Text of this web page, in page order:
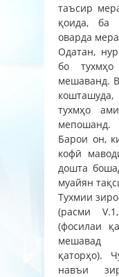
таъсир
қоида, ба
оварда
Одатан,
бо
мешаванд.
тухмҳо
мепошанд.
Барои он,
кофӣ
дошта
муайян
Тухмии
(расми
(фосилаи
қаторҳо).
навъи